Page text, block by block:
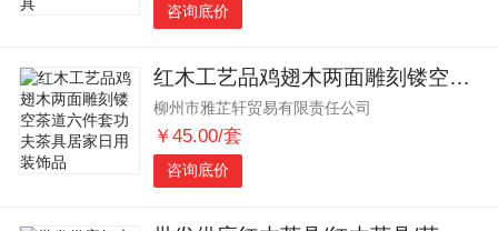
咨询底价
红木工艺品鸡翅木两面雕刻镂空茶道六件套功夫茶具居家日用装饰品
柳州市雅芷轩贸易有限责任公司
￥45.00/套
咨询底价